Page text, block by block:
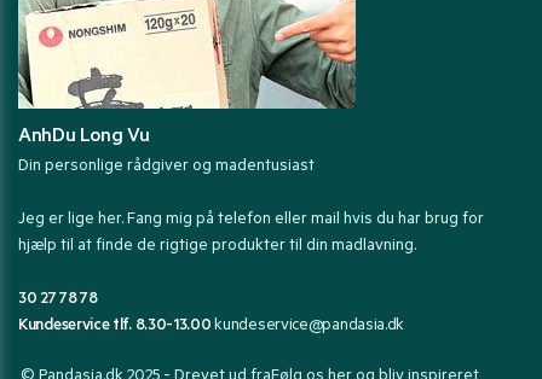
AnhDu Long Vu
Din personlige rådgiver og madentusiast
Jeg er lige her. Fang mig på telefon eller mail hvis du har brug for
hjælp til at finde de rigtige produkter til din madlavning.
30 27 78 78
Kundeservice tlf. 8.30-13.00kundeservice@pandasia.dk